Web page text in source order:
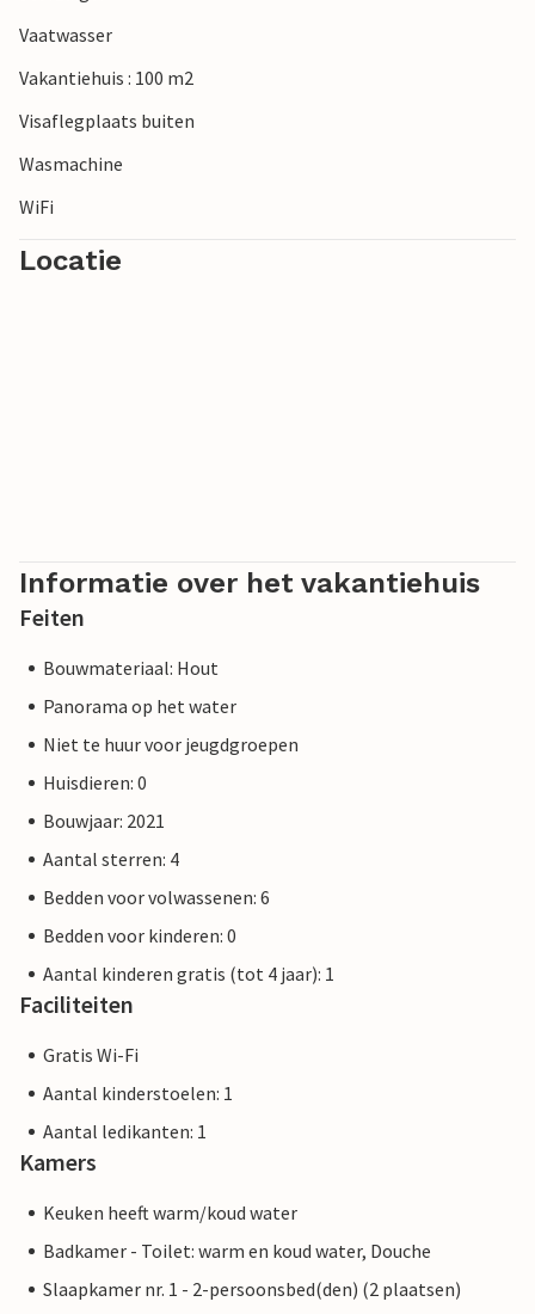
Geniet van je vakantie in dit vakantiehuis met een prachtig
Vaatwasser
Vakantiehuis : 100 m2
Visaflegplaats buiten
Wasmachine
WiFi
Locatie
Informatie over het vakantiehuis
Feiten
Bouwmateriaal: Hout
Panorama op het water
Niet te huur voor jeugdgroepen
Huisdieren: 0
Bouwjaar: 2021
Aantal sterren: 4
Bedden voor volwassenen: 6
Bedden voor kinderen: 0
Aantal kinderen gratis (tot 4 jaar): 1
Faciliteiten
Gratis Wi-Fi
Aantal kinderstoelen: 1
Aantal ledikanten: 1
Kamers
Keuken heeft warm/koud water
Badkamer - Toilet: warm en koud water, Douche
Slaapkamer nr. 1 - 2-persoonsbed(den) (2 plaatsen)